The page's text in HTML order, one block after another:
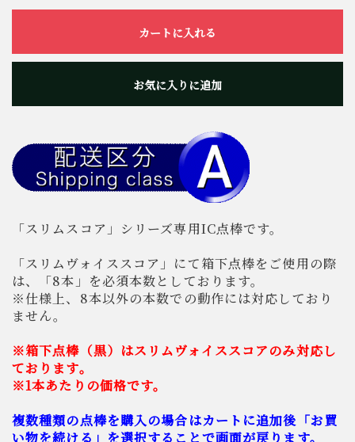
カートに入れる
お気に入りに追加
「スリムスコア」シリーズ専用IC点棒です。
「スリムヴォイススコア」にて箱下点棒をご使用の際
は、「8本」を必須本数としております。
※仕様上、8本以外の本数での動作には対応しており
ません。
※箱下点棒（黒）はスリムヴォイススコアのみ対応し
ております。
※1本あたりの価格です。
複数種類の点棒を購入の場合はカートに追加後「お買
い物を続ける」を選択することで画面が戻ります。